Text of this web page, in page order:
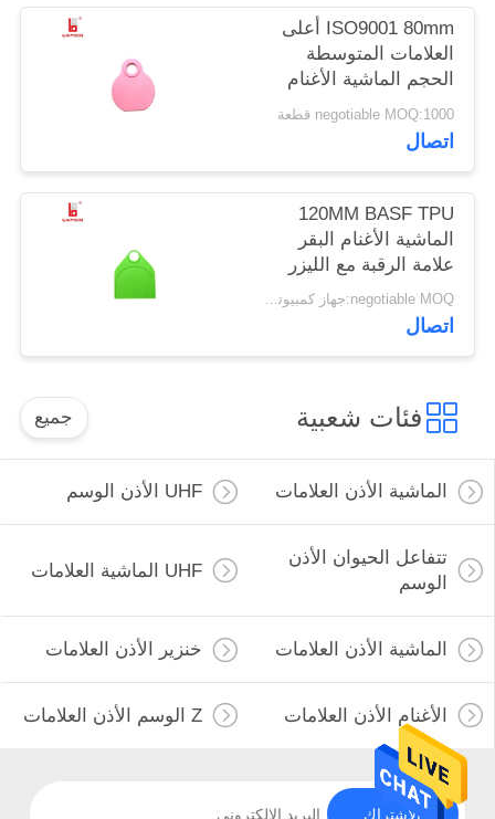
ISO9001 80mm أعلى
العلامات المتوسطة
الحجم الماشية الأغنام
الرقبة مع عدد الطباعة
بالليزر
negotiable MOQ:1000 قطعة
اتصال
120MM BASF TPU
الماشية الأغنام البقر
علامة الرقبة مع الليزر
المطبوعة شعار مزرعة
تتبع
negotiable MOQ:جهاز كمبيوتر شخصى 1000
اتصال
فئات شعبية جميع
الماشية الأذن العلامات UHF الأذن الوسم
تتفاعل الحيوان الأذن
الوسم
UHF الماشية العلامات
الماشية الأذن العلامات خنزير الأذن العلامات
الأغنام الأذن العلامات Z الوسم الأذن العلامات
الاشتراك